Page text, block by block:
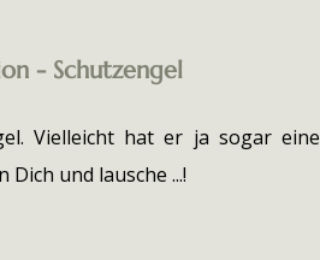
- Schutzengel
Vielleicht hat er ja sogar eine
und lausche ...!